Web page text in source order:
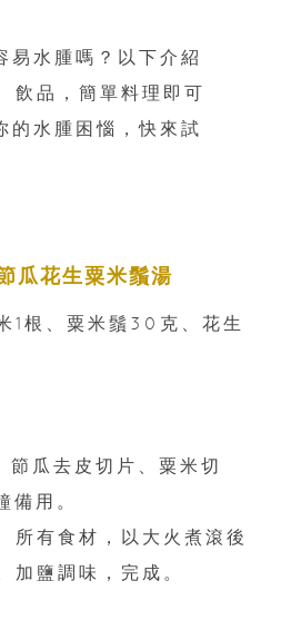
易水腫嗎？以下介紹
飲品，簡單料理即可
的水腫困惱，快來試
瓜花生粟米鬚湯
1根、粟米鬚30克、花生
節瓜去皮切片、粟米切
備用。
所有食材，以大火煮滾後
加鹽調味，完成。